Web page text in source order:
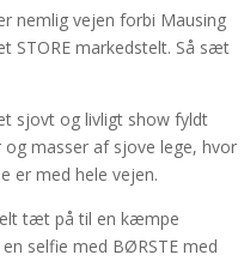
nemlig vejen forbi Mausing
STORE markedstelt. Så sæt
sjovt og livligt show fyldt
masser af sjove lege, hvor
er med hele vejen.
tæt på til en kæmpe
selfie med BØRSTE med